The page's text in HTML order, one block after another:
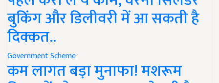
बुकिंग और डिलीवरी में आ सकती है
दिक्कत..
Government Scheme
कम लागत बड़ा मुनाफा! मशरूम